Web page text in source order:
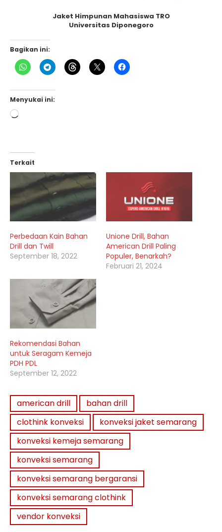
Jaket Himpunan Mahasiswa TRO
Universitas Diponegoro
Bagikan ini:
Menyukai ini:
Memuat...
Terkait
Perbedaan Kain Bahan
Drill dan Twill
September 18, 2022
Unione Drill, Bahan
American Drill Paling
Populer, Benarkah?
Februari 21, 2024
Rekomendasi Bahan
untuk Seragam Kemeja
PDH PDL
September 12, 2022
american drill
bahan drill
clothink konveksi
konveksi jaket semarang
konveksi kemeja semarang
konveksi semarang
konveksi semarang bergaransi
konveksi semarang clothink
vendor konveksi